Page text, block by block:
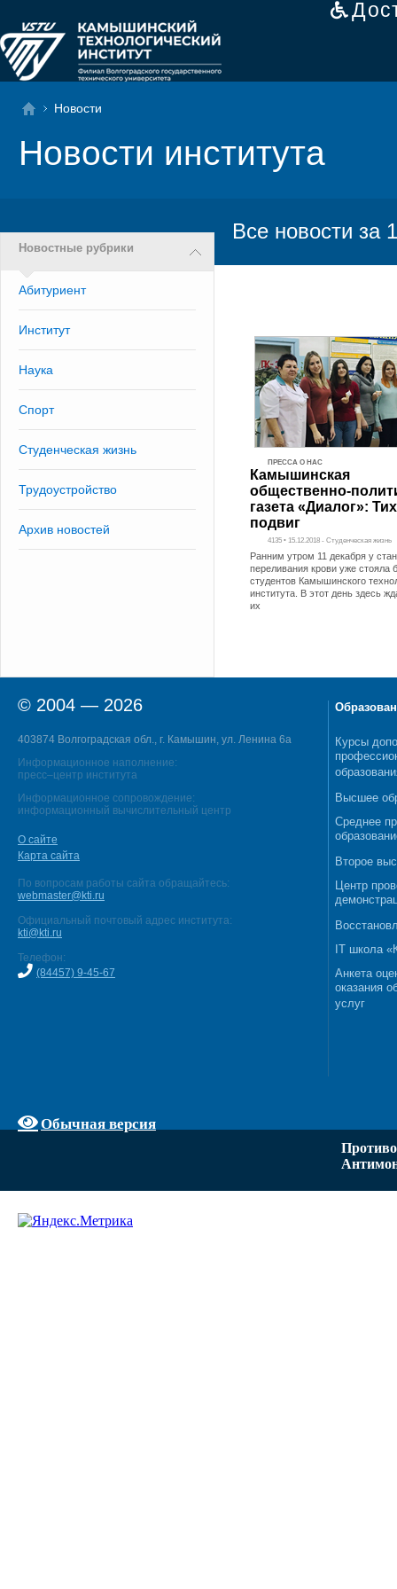
Новости
Новости института
Новостные рубрики
Абитуриент
Институт
Наука
Спорт
Студенческая жизнь
Трудоустройство
Архив новостей
Все новости за
ПРЕССА О НАС
Камышинская
общественно-
газета «Диалог»:
подвиг
4135 • 15.12.2018 - Студенческая жизнь
Ранним утром 11 декабря у
переливания крови уже стояла
студентов Камышинского
института. В этот день здесь
их
© 2004 — 2026
403874 Волгоградская обл., г. Камышин, ул. Ленина 6а
Информационное наполнение:
пресс–центр института
Информационное сопровождение:
информационный вычислительный центр
О сайте
Карта сайта
По вопросам работы сайта обращайтесь:
webmaster@kti.ru
Официальный почтовый адрес института:
kti@kti.ru
Телефон:
(84457) 9-45-67
Обычная версия
Курсы
Высшее
Среднее
Второе
Центр
IT школа
Анкета
оказания
услуг